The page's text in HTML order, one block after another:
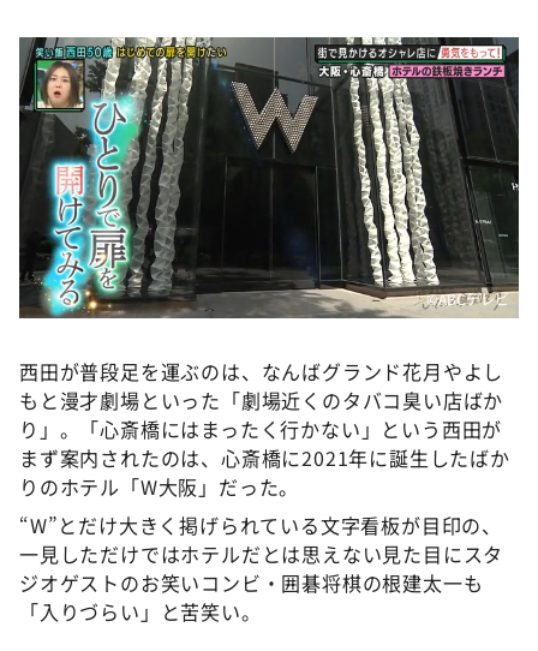
©ABCテレビ
西田が普段足を運ぶのは、なんばグランド花月やよし
もと漫才劇場といった「劇場近くのタバコ臭い店ばか
り」。「心斎橋にはまったく行かない」という西田が
まず案内されたのは、心斎橋に2021年に誕生したばか
りのホテル「W大阪」だった。
“W”とだけ大きく掲げられている文字看板が目印の、
一見しただけではホテルだとは思えない見た目にスタ
ジオゲストのお笑いコンビ・囲碁将棋の根建太一も
「入りづらい」と苦笑い。